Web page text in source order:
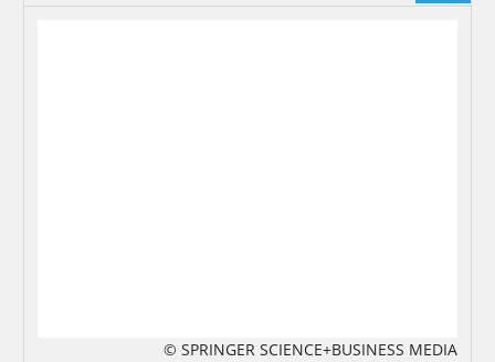
© SPRINGER SCIENCE+BUSINESS MEDIA